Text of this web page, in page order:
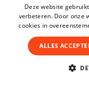
Deze website
verbeteren. Door onze
cookies in
ALLES